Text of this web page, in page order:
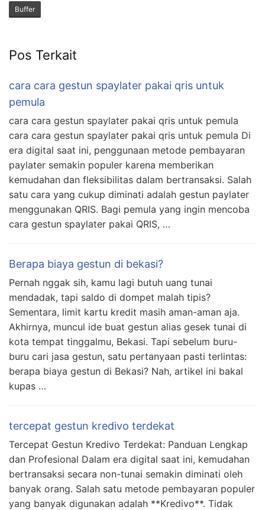
Buffer
Pos Terkait
cara cara gestun spaylater pakai qris untuk
pemula
cara cara gestun spaylater pakai qris untuk pemula
cara cara gestun spaylater pakai qris untuk pemula Di
era digital saat ini, penggunaan metode pembayaran
paylater semakin populer karena memberikan
kemudahan dan fleksibilitas dalam bertransaksi. Salah
satu cara yang cukup diminati adalah gestun paylater
menggunakan QRIS. Bagi pemula yang ingin mencoba
cara gestun spaylater pakai QRIS, …
Berapa biaya gestun di bekasi?
Pernah nggak sih, kamu lagi butuh uang tunai
mendadak, tapi saldo di dompet malah tipis?
Sementara, limit kartu kredit masih aman-aman aja.
Akhirnya, muncul ide buat gestun alias gesek tunai di
kota tempat tinggalmu, Bekasi. Tapi sebelum buru-
buru cari jasa gestun, satu pertanyaan pasti terlintas:
berapa biaya gestun di Bekasi? Nah, artikel ini bakal
kupas …
tercepat gestun kredivo terdekat
Tercepat Gestun Kredivo Terdekat: Panduan Lengkap
dan Profesional Dalam era digital saat ini, kemudahan
bertransaksi secara non-tunai semakin diminati oleh
banyak orang. Salah satu metode pembayaran populer
yang banyak digunakan adalah **Kredivo**. Tidak